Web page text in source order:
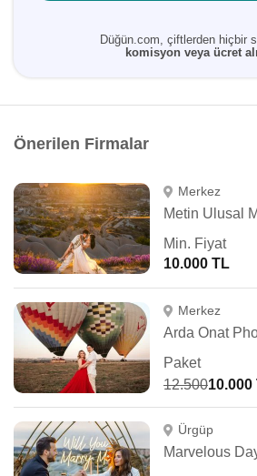
Düğün.com, çiftlerden hiçbir
komisyon veya ücret
Önerilen Firmalar
Merkez
Metin Ulusal
Min. Fiyat
10.000 TL
Merkez
Arda Onat
Paket
12.50010.000
Ürgüp